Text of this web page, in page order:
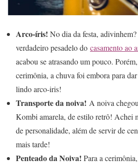
Arco-íris! No dia da festa,
verdadeiro pesadelo do casamento ao
acabou se atrasando um pouco.
cerimônia, a chuva foi embora para
lindo arco-iris!
Transporte da noiva! A noiva
Kombi amarela, de estilo retrô! Achei
de personalidade, além de servir de
mais tarde!
Penteado da Noiva! Para a